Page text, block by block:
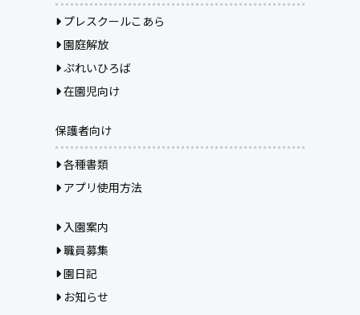
プレスクールこあら
園庭解放
ぷれいひろば
在園児向け
保護者向け
各種書類
アプリ使用方法
入園案内
職員募集
園日記
お知らせ